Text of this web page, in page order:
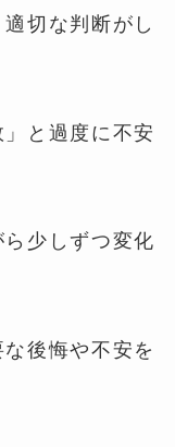
切な判断がし
と過度に不安
少しずつ変化
後悔や不安を